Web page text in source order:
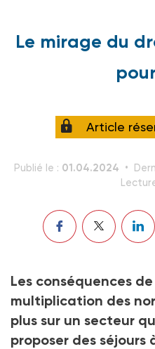
Le mirage du
Article
Publié le : 01.04.2024
Les conséquences
multiplication des
plus sur un secteur
proposer des séjours